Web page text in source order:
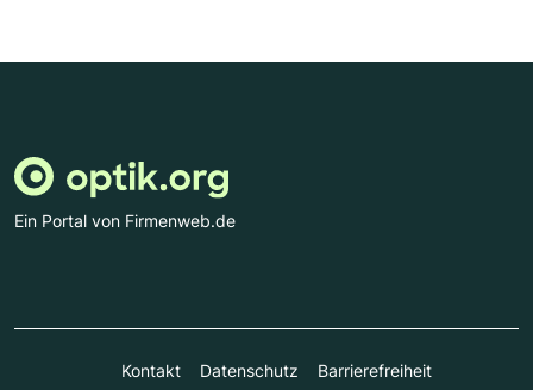
Ein Portal von Firmenweb.de
Kontakt Datenschutz Barrierefreiheit